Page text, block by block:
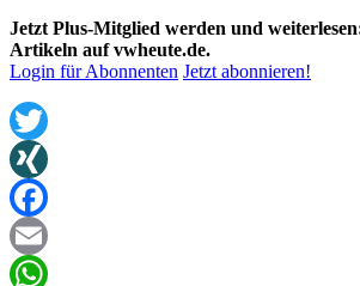
Jetzt Plus-Mitglied werden und
Artikeln auf vwheute.de.
Login für Abonnenten Jetzt abonnieren!
Twitter
XING
Facebook
Email